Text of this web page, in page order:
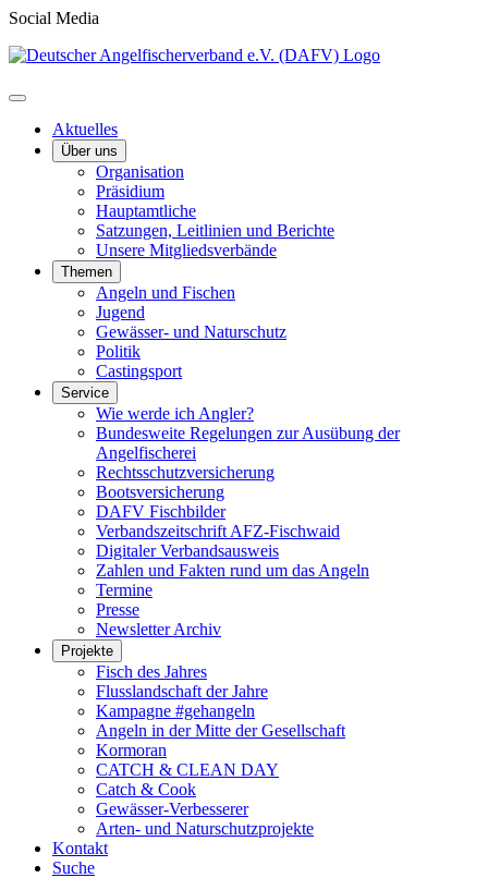
Social Media
Aktuelles
Über uns
Organisation
Präsidium
Hauptamtliche
Satzungen, Leitlinien und Berichte
Unsere Mitgliedsverbände
Themen
Angeln und Fischen
Jugend
Gewässer- und Naturschutz
Politik
Castingsport
Service
Wie werde ich Angler?
Bundesweite Regelungen zur Ausübung der
Angelfischerei
Rechtsschutzversicherung
Bootsversicherung
DAFV Fischbilder
Verbandszeitschrift AFZ-Fischwaid
Digitaler Verbandsausweis
Zahlen und Fakten rund um das Angeln
Termine
Presse
Newsletter Archiv
Projekte
Fisch des Jahres
Flusslandschaft der Jahre
Kampagne #gehangeln
Angeln in der Mitte der Gesellschaft
Kormoran
CATCH & CLEAN DAY
Catch & Cook
Gewässer-Verbesserer
Arten- und Naturschutzprojekte
Kontakt
Suche